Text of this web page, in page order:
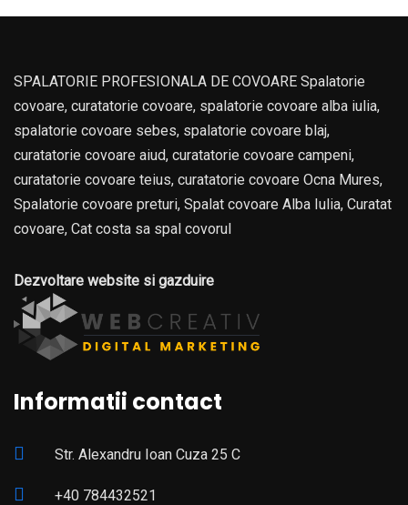
SPALATORIE PROFESIONALA DE COVOARE Spalatorie
covoare, curatatorie covoare, spalatorie covoare alba iulia,
spalatorie covoare sebes, spalatorie covoare blaj,
curatatorie covoare aiud, curatatorie covoare campeni,
curatatorie covoare teius, curatatorie covoare Ocna Mures,
Spalatorie covoare preturi, Spalat covoare Alba Iulia, Curatat
covoare, Cat costa sa spal covorul
Dezvoltare website si gazduire
Informatii contact
Str. Alexandru Ioan Cuza 25 C
+40 784432521